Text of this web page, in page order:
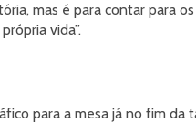
mas é para contar para
vida”.
para a mesa já no fim da